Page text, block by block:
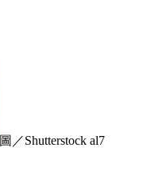
圖／Shutterstock al7